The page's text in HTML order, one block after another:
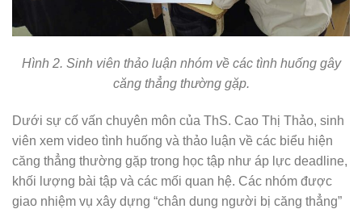
Hình 2. Sinh viên thảo luận nhóm về các tình huống gây
căng thẳng thường gặp.
Dưới sự cố vấn chuyên môn của ThS. Cao Thị Thảo, sinh
viên xem video tình huống và thảo luận về các biểu hiện
căng thẳng thường gặp trong học tập như áp lực deadline,
khối lượng bài tập và các mối quan hệ. Các nhóm được
giao nhiệm vụ xây dựng “chân dung người bị căng thẳng”